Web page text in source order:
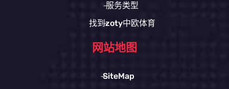
服务类型
找到zoty中欧体育
网站地图
SiteMap